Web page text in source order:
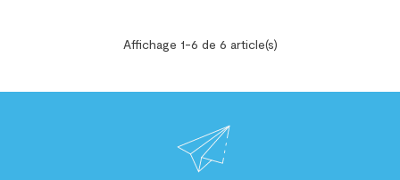
Affichage 1-6 de 6 article(s)